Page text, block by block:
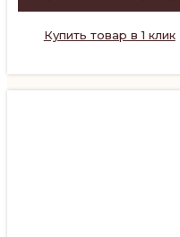
Купить товар в 1 клик